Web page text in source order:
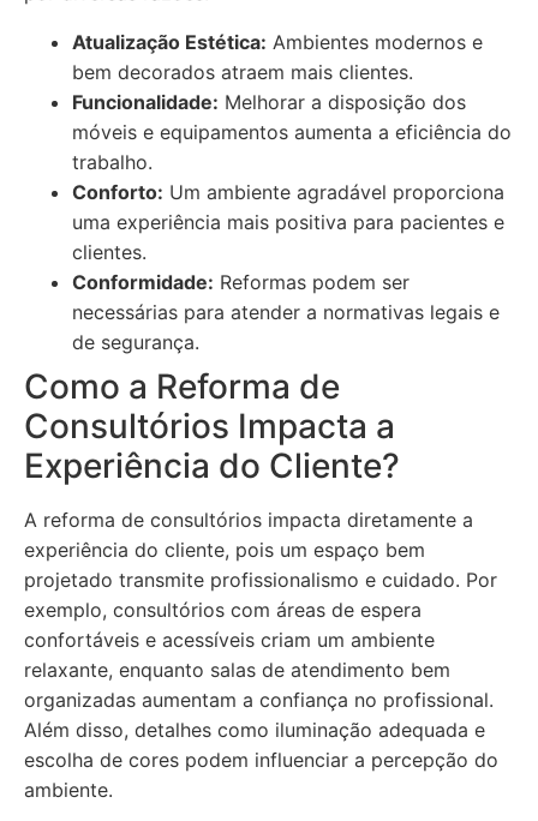
Atualização Estética: Ambientes modernos e
bem decorados atraem mais clientes.
Funcionalidade: Melhorar a disposição dos
móveis e equipamentos aumenta a eficiência do
trabalho.
Conforto: Um ambiente agradável proporciona
uma experiência mais positiva para pacientes e
clientes.
Conformidade: Reformas podem ser
necessárias para atender a normativas legais e
de segurança.
Como a Reforma de
Consultórios Impacta a
Experiência do Cliente?
A reforma de consultórios impacta diretamente a
experiência do cliente, pois um espaço bem
projetado transmite profissionalismo e cuidado. Por
exemplo, consultórios com áreas de espera
confortáveis e acessíveis criam um ambiente
relaxante, enquanto salas de atendimento bem
organizadas aumentam a confiança no profissional.
Além disso, detalhes como iluminação adequada e
escolha de cores podem influenciar a percepção do
ambiente.